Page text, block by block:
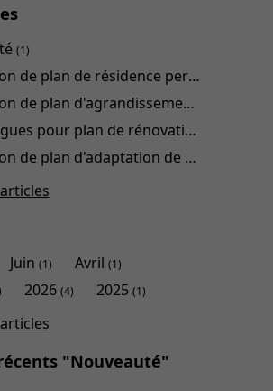
(1)
Conception de plan de résidence personnalisée
Conception de plan d'agrandissement
Technologues pour plan de rénovation
Conception de plan d'adaptation de domicile
Juin(1) Avril(1)
2026(4) 2025(1)
"Nouveauté"